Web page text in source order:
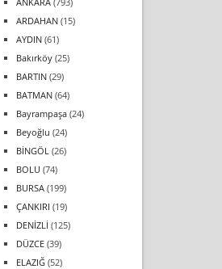
ARDAHAN(15)
AYDIN(61)
Bakırköy(25)
BARTIN(29)
BATMAN(64)
Bayrampaşa(24)
Beyoğlu (24)
BİNGÖL (26)
BOLU (74)
BURSA(199)
ÇANKIRI (19)
DENİZLİ (125)
DÜZCE(39)
ELAZIĞ(52)